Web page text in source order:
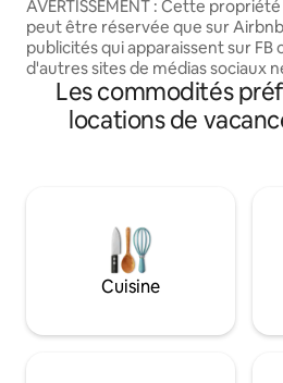
AVERTISSEMENT : Cette
peut être réservée que sur
publicités qui apparaissent sur FB
d'autres sites de médias sociaux
pas légitimes Profitez de l'air de la
montagne et de la vue depuis
maison en rondins paisible et
2 lits superposés simples, d'une
entièrement équipée, d'espaces de
détente et de repas intérieurs et
extérieurs, d'un foyer et d'un
de Camp John Hay, avec des
Les commodités
locations de
Cuisine